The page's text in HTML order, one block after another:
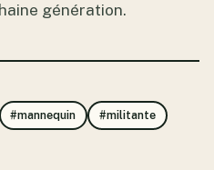
génération.
#mannequin #militante